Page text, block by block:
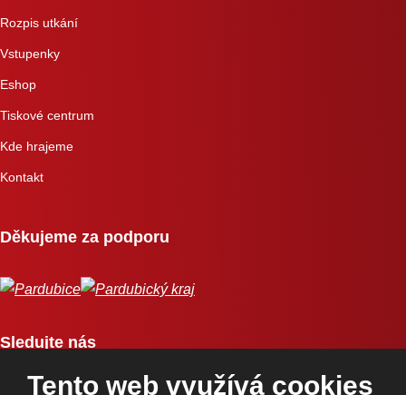
Rozpis utkání
Vstupenky
Eshop
Tiskové centrum
Kde hrajeme
Kontakt
Děkujeme za podporu
Sledujte nás
Tento web využívá cookies